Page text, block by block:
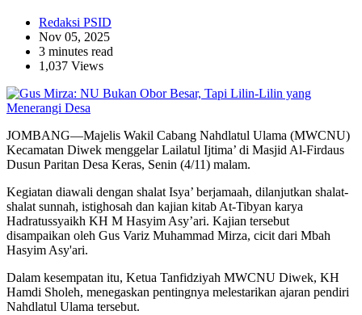
Redaksi PSID
Nov 05, 2025
3 minutes read
1,037 Views
JOMBANG—Majelis Wakil Cabang Nahdlatul Ulama (MWCNU)
Kecamatan Diwek menggelar Lailatul Ijtima’ di Masjid Al-Firdaus
Dusun Paritan Desa Keras, Senin (4/11) malam.
Kegiatan diawali dengan shalat Isya’ berjamaah, dilanjutkan shalat-
shalat sunnah, istighosah dan kajian kitab At-Tibyan karya
Hadratussyaikh KH M Hasyim Asy’ari. Kajian tersebut
disampaikan oleh Gus Variz Muhammad Mirza, cicit dari Mbah
Hasyim Asy'ari.
Dalam kesempatan itu, Ketua Tanfidziyah MWCNU Diwek, KH
Hamdi Sholeh, menegaskan pentingnya melestarikan ajaran pendiri
Nahdlatul Ulama tersebut.